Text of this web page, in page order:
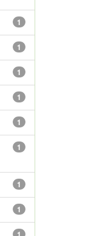
1
1
1
1
1
1
1
1